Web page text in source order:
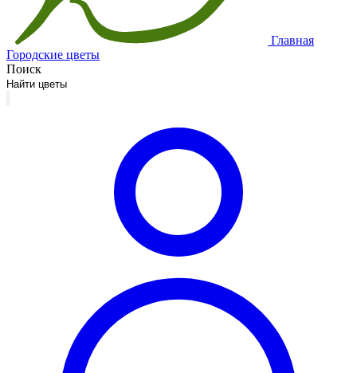
Главная
Городские цветы
Поиск